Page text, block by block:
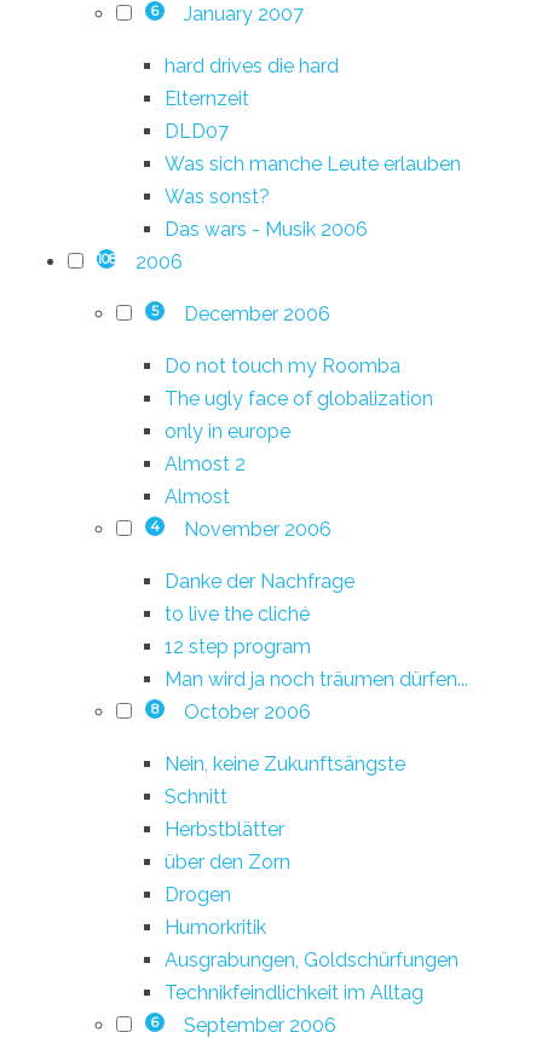
6 January 2007
hard drives die hard
Elternzeit
DLD07
Was sich manche Leute erlauben
Was sonst?
Das wars - Musik 2006
108 2006
5 December 2006
Do not touch my Roomba
The ugly face of globalization
only in europe
Almost 2
Almost
4 November 2006
Danke der Nachfrage
to live the cliché
12 step program
Man wird ja noch träumen dürfen...
8 October 2006
Nein, keine Zukunftsängste
Schnitt
Herbstblätter
über den Zorn
Drogen
Humorkritik
Ausgrabungen, Goldschürfungen
Technikfeindlichkeit im Alltag
6 September 2006